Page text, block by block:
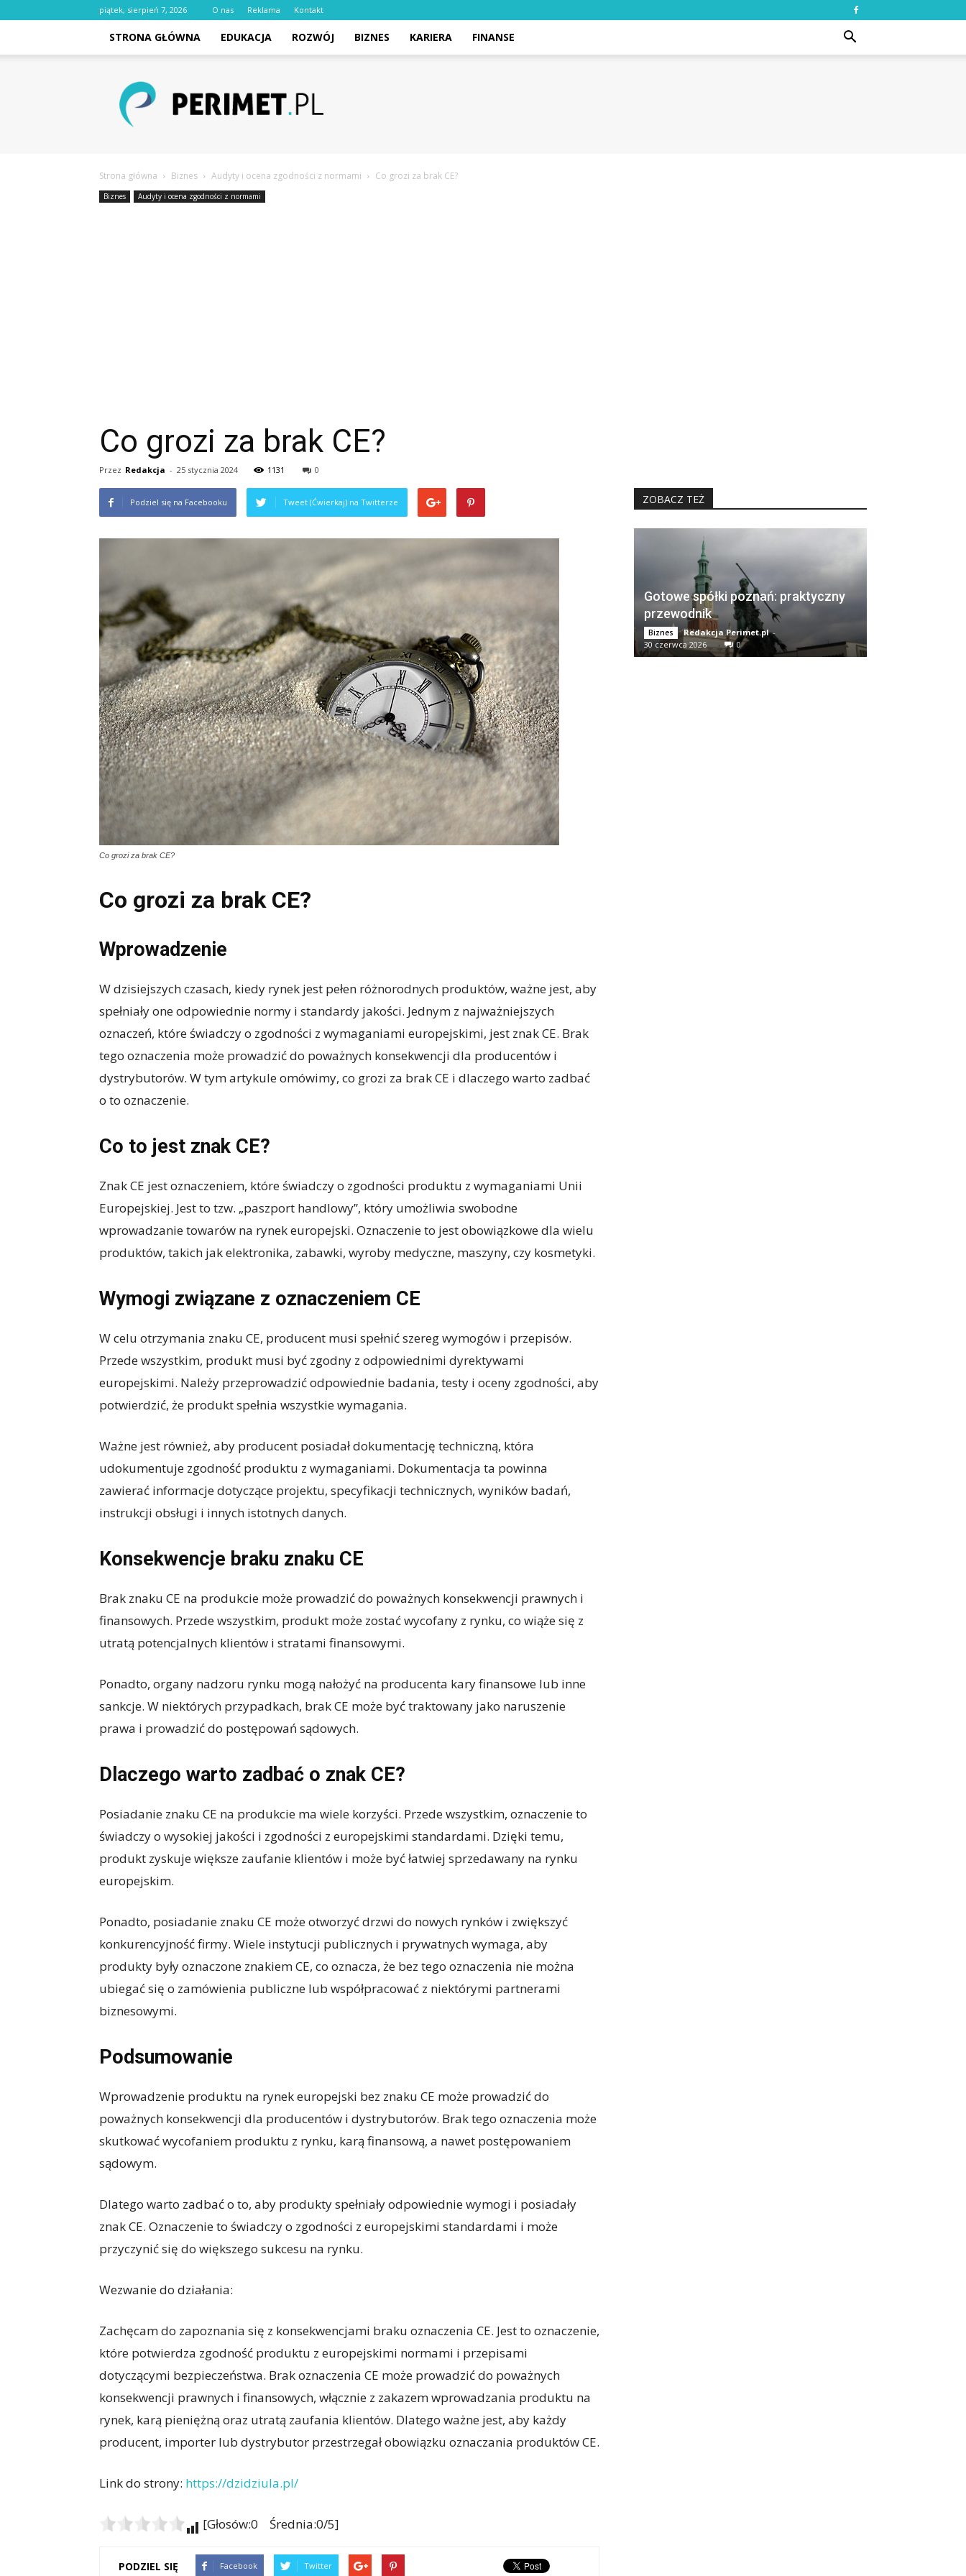
piątek, sierpień 7, 2026 O nas Reklama Kontakt
STRONA GŁÓWNA EDUKACJA ROZWÓJ BIZNES KARIERA FINANSE
perimet.pl
Strona główna Biznes Audyty i ocena zgodności z normami Co grozi za brak CE?
Biznes Audyty i ocena zgodności z normami
Co grozi za brak CE?
Przez Redakcja - 25 stycznia 2024 1131 0
Podziel się na Facebooku Tweet (Ćwierkaj) na Twitterze
Co grozi za brak CE?
Co grozi za brak CE?
Wprowadzenie
W dzisiejszych czasach, kiedy rynek jest pełen różnorodnych produktów, ważne jest, aby
spełniały one odpowiednie normy i standardy jakości. Jednym z najważniejszych
oznaczeń, które świadczy o zgodności z wymaganiami europejskimi, jest znak CE. Brak
tego oznaczenia może prowadzić do poważnych konsekwencji dla producentów i
dystrybutorów. W tym artykule omówimy, co grozi za brak CE i dlaczego warto zadbać
o to oznaczenie.
Co to jest znak CE?
Znak CE jest oznaczeniem, które świadczy o zgodności produktu z wymaganiami Unii
Europejskiej. Jest to tzw. „paszport handlowy”, który umożliwia swobodne
wprowadzanie towarów na rynek europejski. Oznaczenie to jest obowiązkowe dla wielu
produktów, takich jak elektronika, zabawki, wyroby medyczne, maszyny, czy kosmetyki.
Wymogi związane z oznaczeniem CE
W celu otrzymania znaku CE, producent musi spełnić szereg wymogów i przepisów.
Przede wszystkim, produkt musi być zgodny z odpowiednimi dyrektywami
europejskimi. Należy przeprowadzić odpowiednie badania, testy i oceny zgodności, aby
potwierdzić, że produkt spełnia wszystkie wymagania.
Ważne jest również, aby producent posiadał dokumentację techniczną, która
udokumentuje zgodność produktu z wymaganiami. Dokumentacja ta powinna
zawierać informacje dotyczące projektu, specyfikacji technicznych, wyników badań,
instrukcji obsługi i innych istotnych danych.
Konsekwencje braku znaku CE
Brak znaku CE na produkcie może prowadzić do poważnych konsekwencji prawnych i
finansowych. Przede wszystkim, produkt może zostać wycofany z rynku, co wiąże się z
utratą potencjalnych klientów i stratami finansowymi.
Ponadto, organy nadzoru rynku mogą nałożyć na producenta kary finansowe lub inne
sankcje. W niektórych przypadkach, brak CE może być traktowany jako naruszenie
prawa i prowadzić do postępowań sądowych.
Dlaczego warto zadbać o znak CE?
Posiadanie znaku CE na produkcie ma wiele korzyści. Przede wszystkim, oznaczenie to
świadczy o wysokiej jakości i zgodności z europejskimi standardami. Dzięki temu,
produkt zyskuje większe zaufanie klientów i może być łatwiej sprzedawany na rynku
europejskim.
Ponadto, posiadanie znaku CE może otworzyć drzwi do nowych rynków i zwiększyć
konkurencyjność firmy. Wiele instytucji publicznych i prywatnych wymaga, aby
produkty były oznaczone znakiem CE, co oznacza, że bez tego oznaczenia nie można
ubiegać się o zamówienia publiczne lub współpracować z niektórymi partnerami
biznesowymi.
Podsumowanie
Wprowadzenie produktu na rynek europejski bez znaku CE może prowadzić do
poważnych konsekwencji dla producentów i dystrybutorów. Brak tego oznaczenia może
skutkować wycofaniem produktu z rynku, karą finansową, a nawet postępowaniem
sądowym.
Dlatego warto zadbać o to, aby produkty spełniały odpowiednie wymogi i posiadały
znak CE. Oznaczenie to świadczy o zgodności z europejskimi standardami i może
przyczynić się do większego sukcesu na rynku.
Wezwanie do działania:
Zachęcam do zapoznania się z konsekwencjami braku oznaczenia CE. Jest to oznaczenie,
które potwierdza zgodność produktu z europejskimi normami i przepisami
dotyczącymi bezpieczeństwa. Brak oznaczenia CE może prowadzić do poważnych
konsekwencji prawnych i finansowych, włącznie z zakazem wprowadzania produktu na
rynek, karą pieniężną oraz utratą zaufania klientów. Dlatego ważne jest, aby każdy
producent, importer lub dystrybutor przestrzegał obowiązku oznaczania produktów CE.
Link do strony: https://dzidziula.pl/
[Głosów:0 Średnia:0/5]
PODZIEL SIĘ Facebook Twitter
ZOBACZ TEŻ
Gotowe spółki poznań: praktyczny
przewodnik
Biznes Redakcja Perimet.pl -
30 czerwca 2026
0